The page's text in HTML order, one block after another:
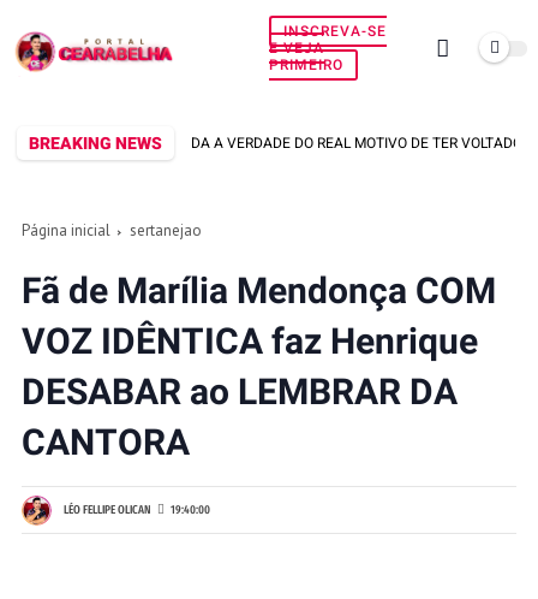
INSCREVA-SE
E VEJA
PRIMEIRO
BREAKING NEWS
VIANA SOLTA TODA A VERDADE DO REAL MOTIVO DE TER VOLTADO PRA
Página inicial sertanejao
Fã de Marília Mendonça COM
VOZ IDÊNTICA faz Henrique
DESABAR ao LEMBRAR DA
CANTORA
LÉO FELLIPE OLICAN 19:40:00